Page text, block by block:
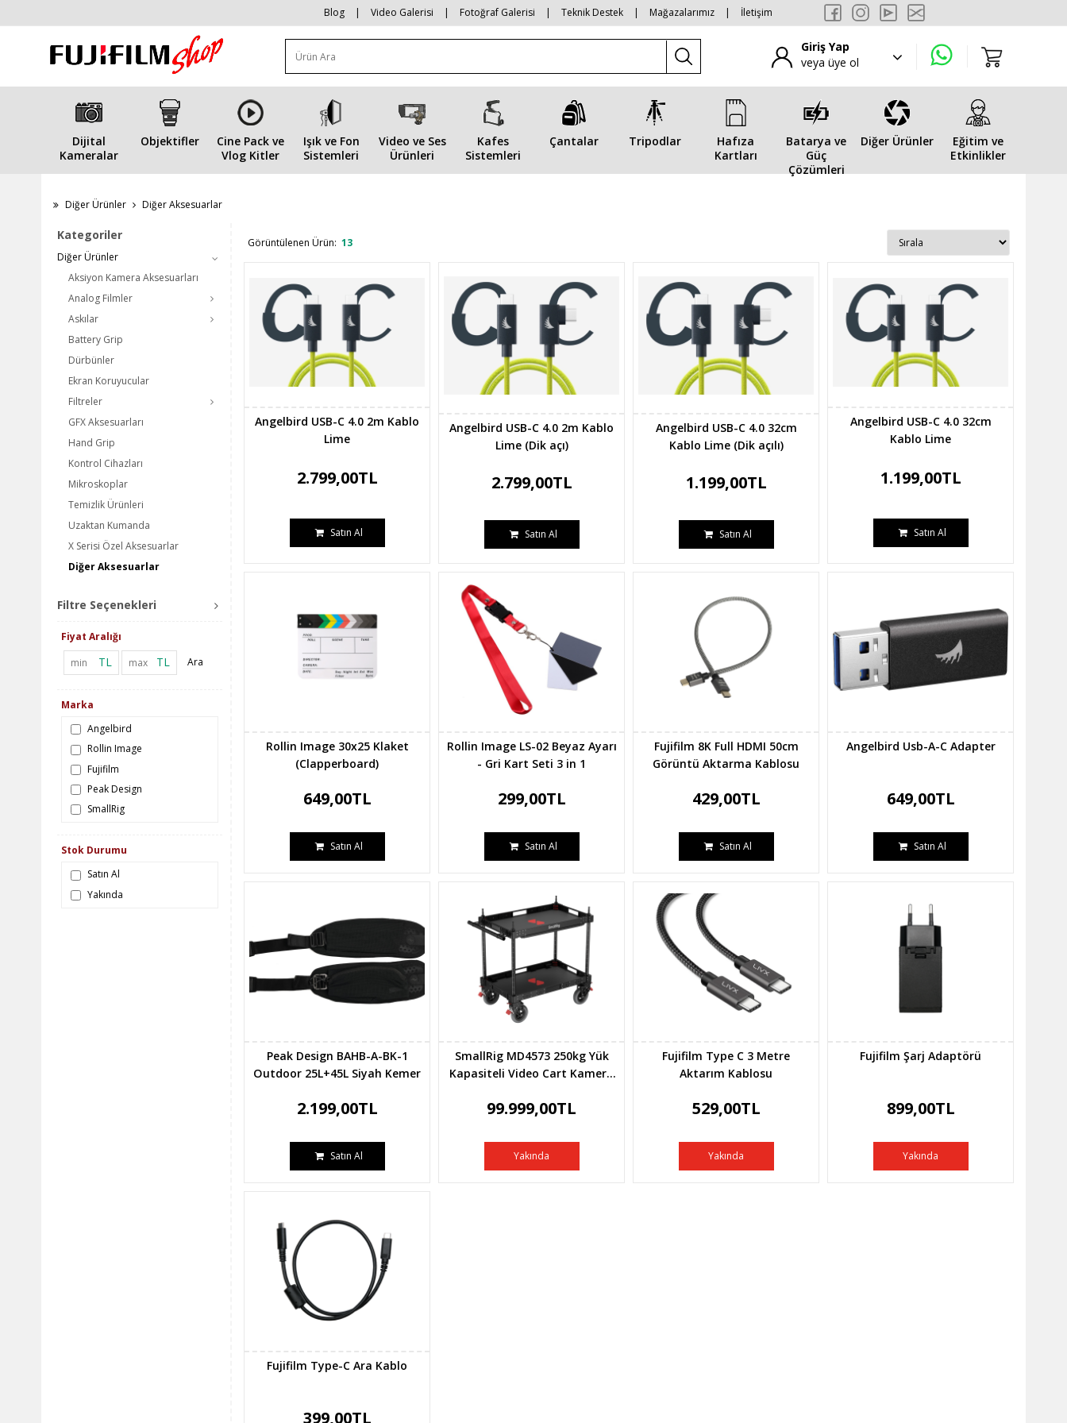
Blog | Video Galerisi | Fotoğraf Galerisi | Teknik Destek | Mağazalarımız | İletişim
Giriş Yap
veya üye ol
Dijital
Kameralar
Objektifler
Cine Pack ve
Vlog Kitler
Işık ve Fon
Sistemleri
Video ve Ses
Ürünleri
Kafes
Sistemleri
Çantalar Tripodlar
Hafıza
Kartları
Batarya ve
Güç
Çözümleri
Diğer Ürünler
Eğitim ve
Etkinlikler
Diğer Ürünler Diğer Aksesuarlar
Kategoriler
Diğer Ürünler
Aksiyon Kamera Aksesuarları
Analog Filmler
Askılar
Battery Grip
Dürbünler
Ekran Koruyucular
Filtreler
GFX Aksesuarları
Hand Grip
Kontrol Cihazları
Mikroskoplar
Temizlik Ürünleri
Uzaktan Kumanda
X Serisi Özel Aksesuarlar
Diğer Aksesuarlar
Filtre Seçenekleri
Fiyat Aralığı
TL TL Ara
Marka
Angelbird
Rollin Image
Fujifilm
Peak Design
SmallRig
Stok Durumu
Satın Al
Yakında
Görüntülenen Ürün: 13
Angelbird USB-C 4.0 2m Kablo
Lime
2.799,00TL
Satın Al
Angelbird USB-C 4.0 2m Kablo
Lime (Dik açı)
2.799,00TL
Satın Al
Angelbird USB-C 4.0 32cm
Kablo Lime (Dik açılı)
1.199,00TL
Satın Al
Angelbird USB-C 4.0 32cm
Kablo Lime
1.199,00TL
Satın Al
Rollin Image 30x25 Klaket
(Clapperboard)
649,00TL
Satın Al
Rollin Image LS-02 Beyaz Ayarı
- Gri Kart Seti 3 in 1
299,00TL
Satın Al
Fujifilm 8K Full HDMI 50cm
Görüntü Aktarma Kablosu
429,00TL
Satın Al
Angelbird Usb-A-C Adapter
649,00TL
Satın Al
Peak Design BAHB-A-BK-1
Outdoor 25L+45L Siyah Kemer
2.199,00TL
Satın Al
SmallRig MD4573 250kg Yük
Kapasiteli Video Cart Kamera
99.999,00TL
Yakında
Fujifilm Type C 3 Metre
Aktarım Kablosu
529,00TL
Yakında
Fujifilm Şarj Adaptörü
899,00TL
Yakında
Fujifilm Type-C Ara Kablo
399,00TL